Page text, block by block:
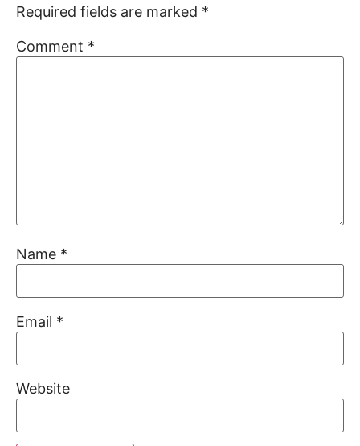
Required fields are marked *
Comment *
Name *
Email *
Website